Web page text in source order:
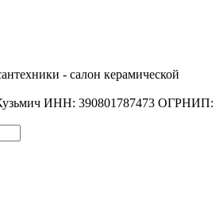
- салон керамической
ИНН: 390801787473 ОГРНИП: